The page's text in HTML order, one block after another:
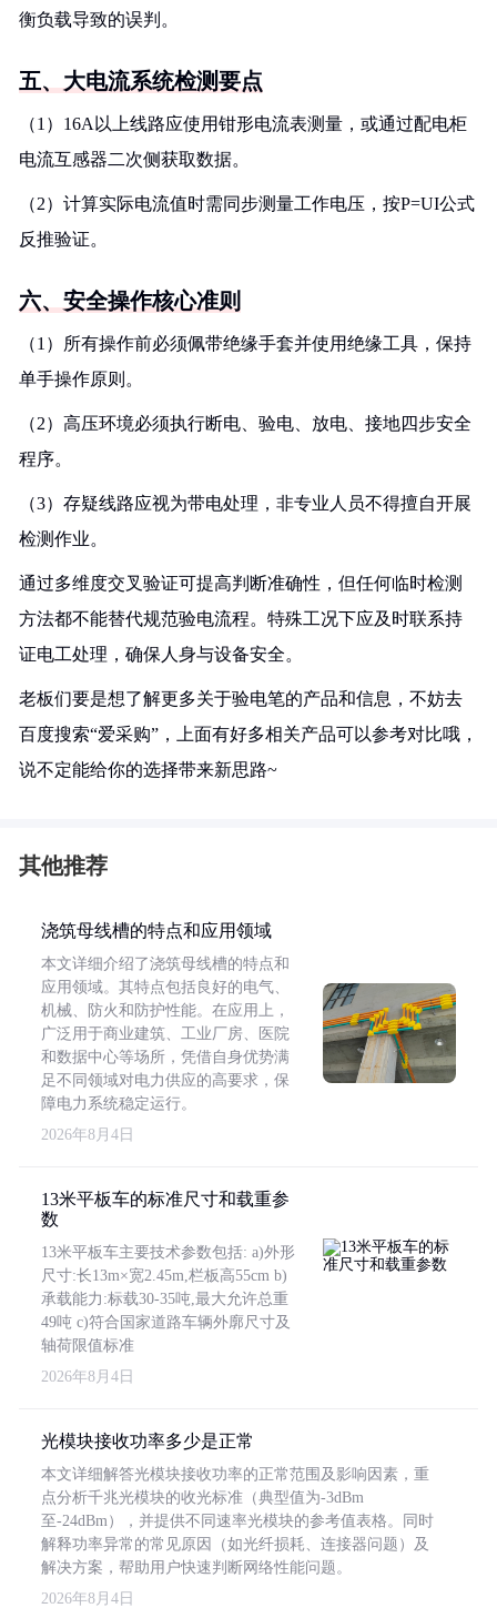
衡负载导致的误判。
五、大电流系统检测要点
（1）16A以上线路应使用钳形电流表测量，或通过配电柜
电流互感器二次侧获取数据。
（2）计算实际电流值时需同步测量工作电压，按P=UI公式
反推验证。
六、安全操作核心准则
（1）所有操作前必须佩带绝缘手套并使用绝缘工具，保持
单手操作原则。
（2）高压环境必须执行断电、验电、放电、接地四步安全
程序。
（3）存疑线路应视为带电处理，非专业人员不得擅自开展
检测作业。
通过多维度交叉验证可提高判断准确性，但任何临时检测
方法都不能替代规范验电流程。特殊工况下应及时联系持
证电工处理，确保人身与设备安全。
老板们要是想了解更多关于验电笔的产品和信息，不妨去
百度搜索“爱采购”，上面有好多相关产品可以参考对比哦，
说不定能给你的选择带来新思路~
其他推荐
浇筑母线槽的特点和应用领域
本文详细介绍了浇筑母线槽的特点和
应用领域。其特点包括良好的电气、
机械、防火和防护性能。在应用上，
广泛用于商业建筑、工业厂房、医院
和数据中心等场所，凭借自身优势满
足不同领域对电力供应的高要求，保
障电力系统稳定运行。
2026年8月4日
13米平板车的标准尺寸和载重参
数
13米平板车主要技术参数包括: a)外形
尺寸:长13m×宽2.45m,栏板高55cm b)
承载能力:标载30-35吨,最大允许总重
49吨 c)符合国家道路车辆外廓尺寸及
轴荷限值标准
2026年8月4日
光模块接收功率多少是正常
本文详细解答光模块接收功率的正常范围及影响因素，重
点分析千兆光模块的收光标准（典型值为-3dBm
至-24dBm），并提供不同速率光模块的参考值表格。同时
解释功率异常的常见原因（如光纤损耗、连接器问题）及
解决方案，帮助用户快速判断网络性能问题。
2026年8月4日